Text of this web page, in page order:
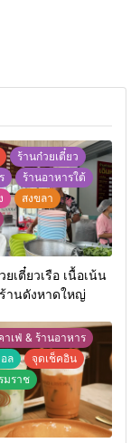
ร้านก๋วยเตี๋ยว
ร้านอาหารใต้
สงขลา
ยเตี๋ยวเรือ เนื้อเน้น
านดังหาดใหญ่
าเฟ่ & ร้านอาหาร
ล
จุดเช็คอิน
มราช